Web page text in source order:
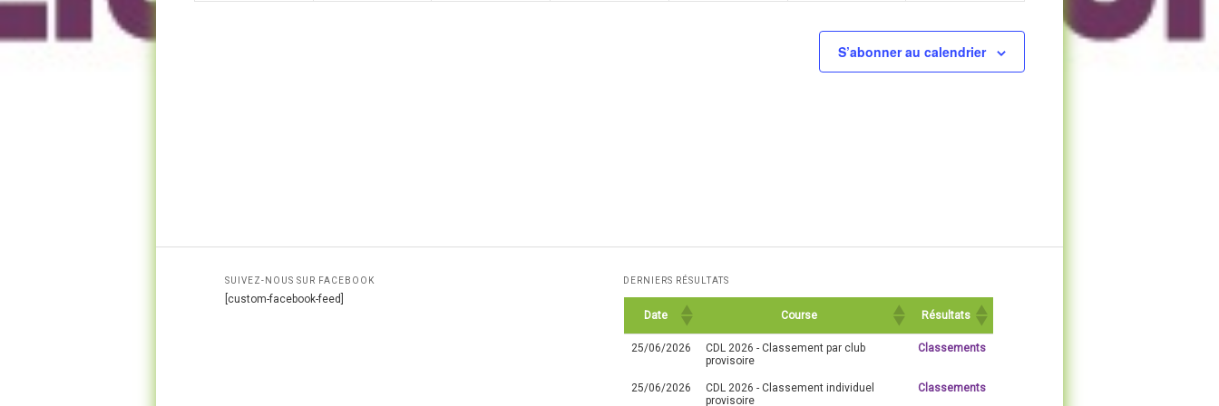
S’abonner au calendrier
SUIVEZ-NOUS SUR FACEBOOK
[custom-facebook-feed]
DERNIERS RÉSULTATS
Date Course Résultats
25/06/2026
CDL 2026 - Classement par club
provisoire
Classements
25/06/2026
CDL 2026 - Classement individuel
provisoire
Classements